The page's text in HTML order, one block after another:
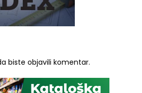
biste objavili komentar.